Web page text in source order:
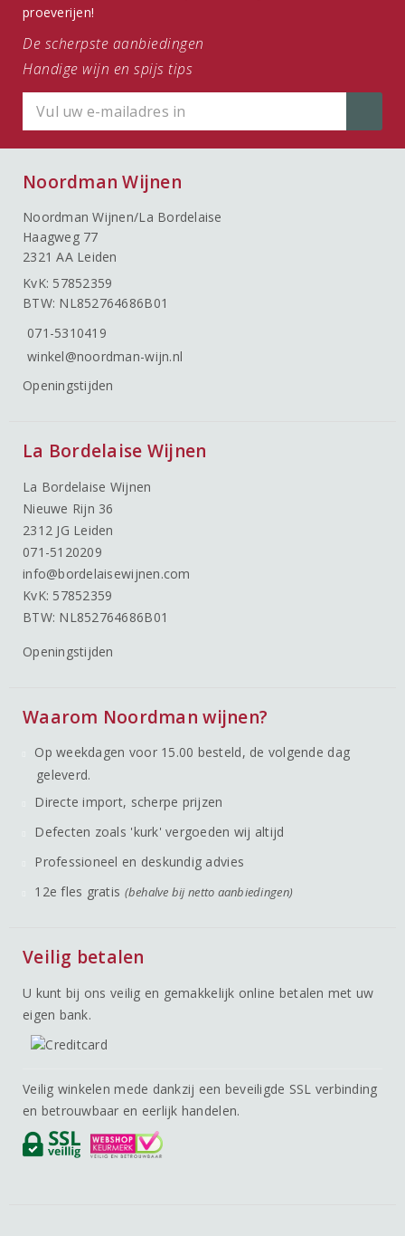
proeverijen!
De scherpste aanbiedingen
Handige wijn en spijs tips
Noordman Wijnen
Noordman Wijnen/La Bordelaise
Haagweg 77
2321 AA Leiden
KvK: 57852359
BTW: NL852764686B01
071-5310419
winkel@noordman-wijn.nl
Openingstijden
La Bordelaise Wijnen
La Bordelaise Wijnen
Nieuwe Rijn 36
2312 JG Leiden
071-5120209
info@bordelaisewijnen.com
KvK: 57852359
BTW: NL852764686B01
Openingstijden
Waarom Noordman wijnen?
Op weekdagen voor 15.00 besteld, de volgende dag
geleverd.
Directe import, scherpe prijzen
Defecten zoals 'kurk' vergoeden wij altijd
Professioneel en deskundig advies
12e fles gratis (behalve bij netto aanbiedingen)
Veilig betalen
U kunt bij ons veilig en gemakkelijk online betalen met uw
eigen bank.
Veilig winkelen mede dankzij een beveiligde SSL verbinding
en betrouwbaar en eerlijk handelen.